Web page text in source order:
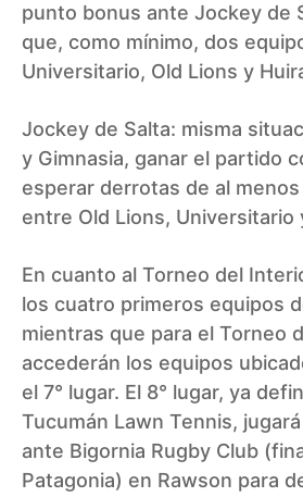
punto bonus ante Jockey de
que, como mínimo, dos
Universitario, Old Lions y
Jockey de Salta: misma
y Gimnasia, ganar el partido
esperar derrotas de al
entre Old Lions, Universitario
En cuanto al Torneo del
los cuatro primeros equipos
mientras que para el Torneo
accederán los equipos
el 7° lugar. El 8° lugar, ya
Tucumán Lawn Tennis,
ante Bigornia Rugby Club
Patagonia) en Rawson para